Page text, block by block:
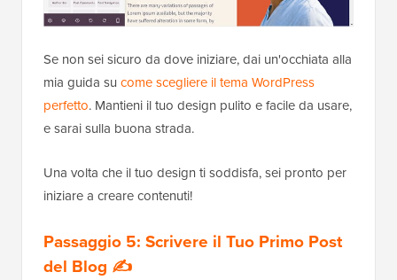
Se non sei sicuro da dove iniziare, dai un'occhiata alla
mia guida su come scegliere il tema WordPress
perfetto. Mantieni il tuo design pulito e facile da usare,
e sarai sulla buona strada.
Una volta che il tuo design ti soddisfa, sei pronto per
iniziare a creare contenuti!
Passaggio 5: Scrivere il Tuo Primo Post
del Blog ✍️